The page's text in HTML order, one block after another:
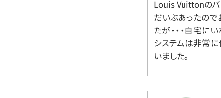
Louis Vuittonのバ
だいぶあったので
たが・・・自宅に
システムは非常に
いました。